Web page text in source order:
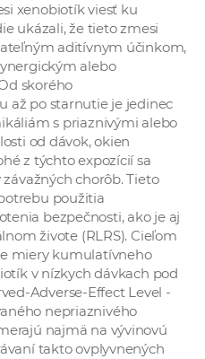
n
í
o
c
S
A
V
xenobiotík viesť ku
ukázali, že tieto zmesi
aditívnym účinkom,
alebo
skorého
až po starnutie je jedinec
s priaznivými alebo
od dávok, okien
z týchto expozícií sa
chorôb. Tieto
použitia
bezpečnosti, ako je aj
živote (RLRS). Cieľom
miery kumulatívneho
v nízkych dávkach pod
Adverse-Effect Level -
nepriaznivého
najmä na vývinovú
takto ovplyvnených